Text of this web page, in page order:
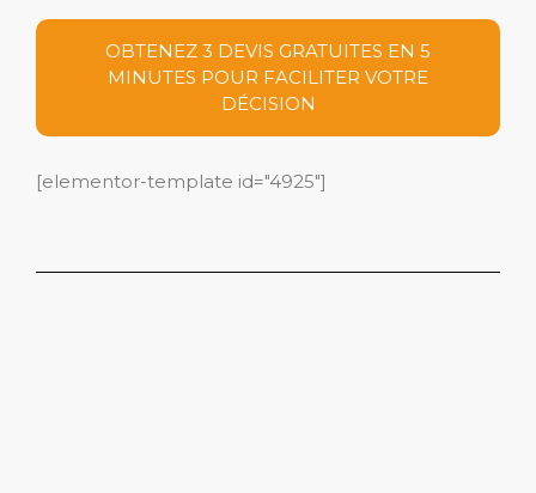
OBTENEZ 3 DEVIS GRATUITES EN 5
MINUTES POUR FACILITER VOTRE
DÉCISION
[elementor-template id="4925"]